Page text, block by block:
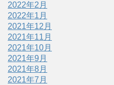
2022年2月
2022年1月
2021年12月
2021年11月
2021年10月
2021年9月
2021年8月
2021年7月